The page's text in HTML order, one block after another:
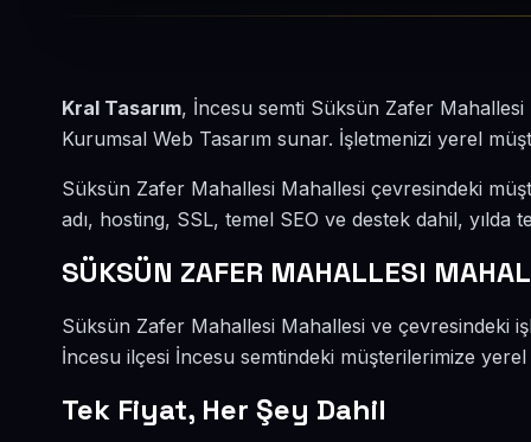
Kral Tasarım, İncesu semti Süksün Zafer
Kurumsal Web Tasarım sunar. İşletmenizi yerel
Süksün Zafer Mahallesi Mahallesi çevresindeki
adı, hosting, SSL, temel SEO ve destek dahil, yılda
SÜKSÜN ZAFER MAHALLESI
Süksün Zafer Mahallesi Mahallesi ve çevresindeki
İncesu ilçesi İncesu semtindeki müşterilerimize yerel
Tek Fiyat, Her Şey Dahil